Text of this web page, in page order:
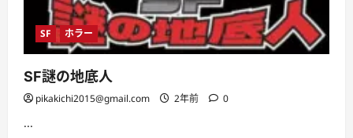
SF ホラー
SF謎の地底人
pikakichi2015@gmail.com 2年前 0
...